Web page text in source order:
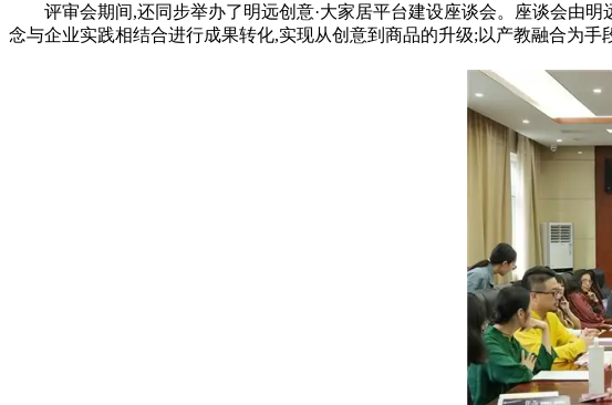
评审会期间,还同步举办了明远创意·大家居平台建设座谈会。座谈会由
念与企业实践相结合进行成果转化,实现从创意到商品的升级;以产教融合为手